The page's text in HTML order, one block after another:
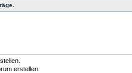
erstellen.